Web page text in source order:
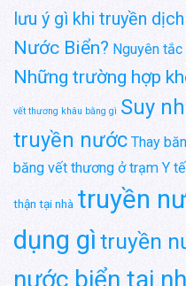
lưu ý gì khi truyền dịch
Nước Biển? Nguyên
Những trường hợp
vết thương khâu bằng gì Suy
truyền nước Thay
băng vết thương ở trạm Y tế
thận tại nhà truyền
dụng gì truyền
nước biển tại